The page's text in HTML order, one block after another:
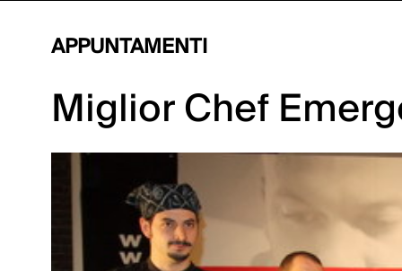
APPUNTAMENTI
Miglior Chef